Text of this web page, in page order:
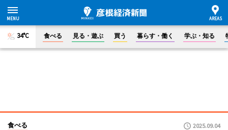
34°C 食べる 見る・遊ぶ 買う 暮らす・働く 学ぶ・知る
食べる 2025.09.04